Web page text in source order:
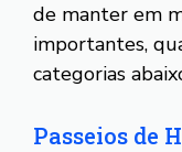
de manter em
importantes,
categorias
Passeios de